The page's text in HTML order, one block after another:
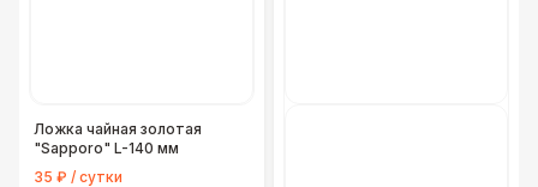
Ложка чайная золотая
"Sapporo" L-140 мм
35 ₽ / сутки